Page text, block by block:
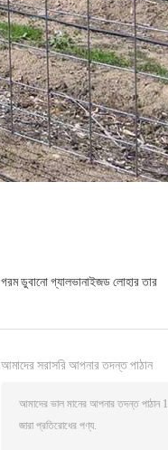
গরম ডুবানো গ্যালভানাইজড লোহার তার
আমাদের সরাসরি আপনার তদন্ত পাঠান